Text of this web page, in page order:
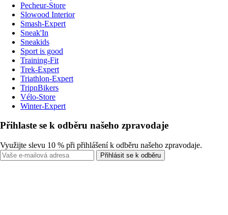
Pecheur-Store
Slowood Interior
Smash-Expert
Sneak'In
Sneakids
Sport is good
Training-Fit
Trek-Expert
Triathlon-Expert
TripnBikers
Vélo-Store
Winter-Expert
Přihlaste se k odběru našeho zpravodaje
Využijte slevu 10 % při přihlášení k odběru našeho zpravodaje.
Přihlásit se k odběru